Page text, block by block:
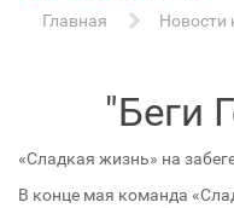
Главная
Новости
"Беги
«Сладкая жизнь» на
В конце мая команда